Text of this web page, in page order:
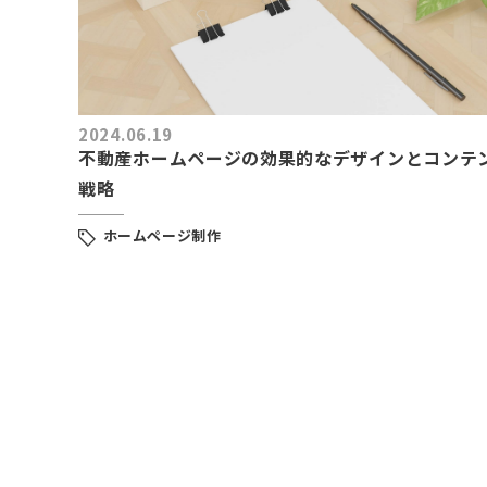
2024.06.19
不動産ホームページの効果的なデザインとコンテ
戦略
ホームページ制作